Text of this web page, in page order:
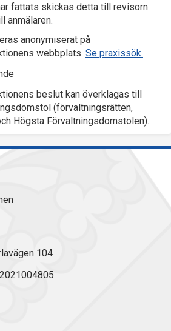
fattats skickas detta till revisorn
anmälaren.
anonymiserat på
webbplats. Se praxissök.
beslut kan överklagas till
(förvaltningsrätten,
Högsta Förvaltningsdomstolen).
104